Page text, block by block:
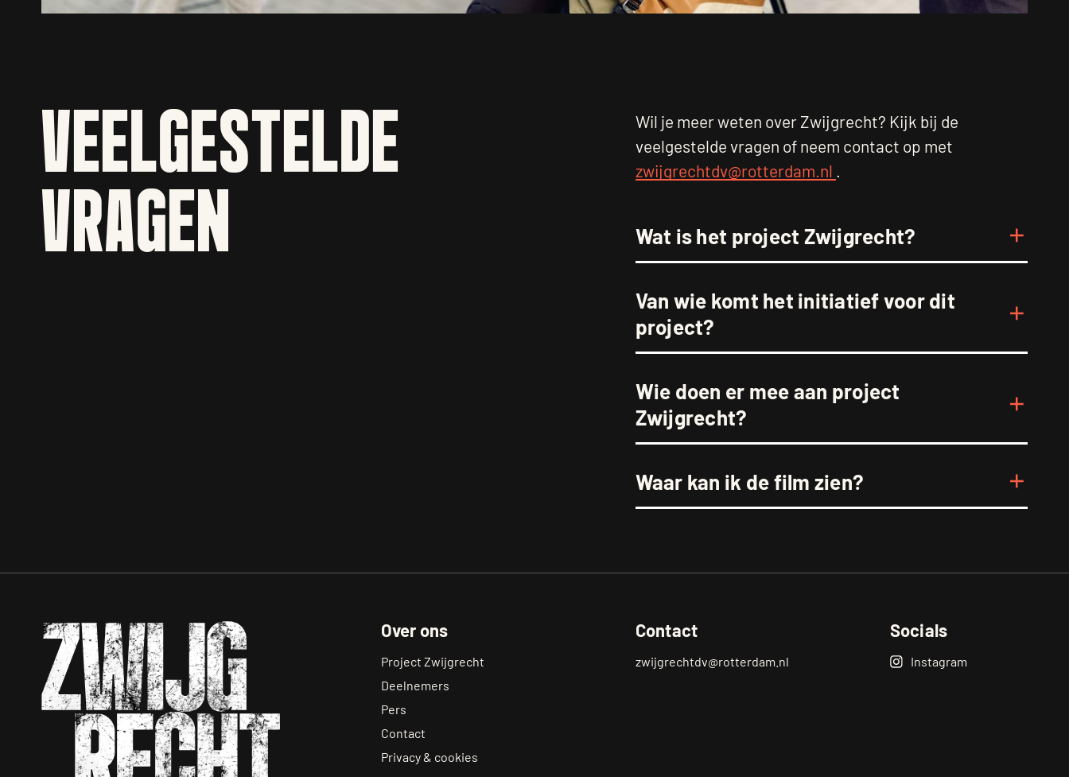
VEELGESTELDE
VRAGEN
Wil je meer weten over Zwijgrecht? Kijk bij de
veelgestelde vragen of neem contact op met
zwijgrechtdv@rotterdam.nl
Wat is het project Zwijgrecht?
Van wie komt het initiatief voor dit
project?
Wie doen er mee aan project
Zwijgrecht?
Waar kan ik de film zien?
Zwijgrecht Over ons
Project Zwijgrecht
Deelnemers
Pers
Contact
Privacy & cookies
Contact
zwijgrechtdv@rotterdam.nl
Socials
Zwijgrecht
Instagram